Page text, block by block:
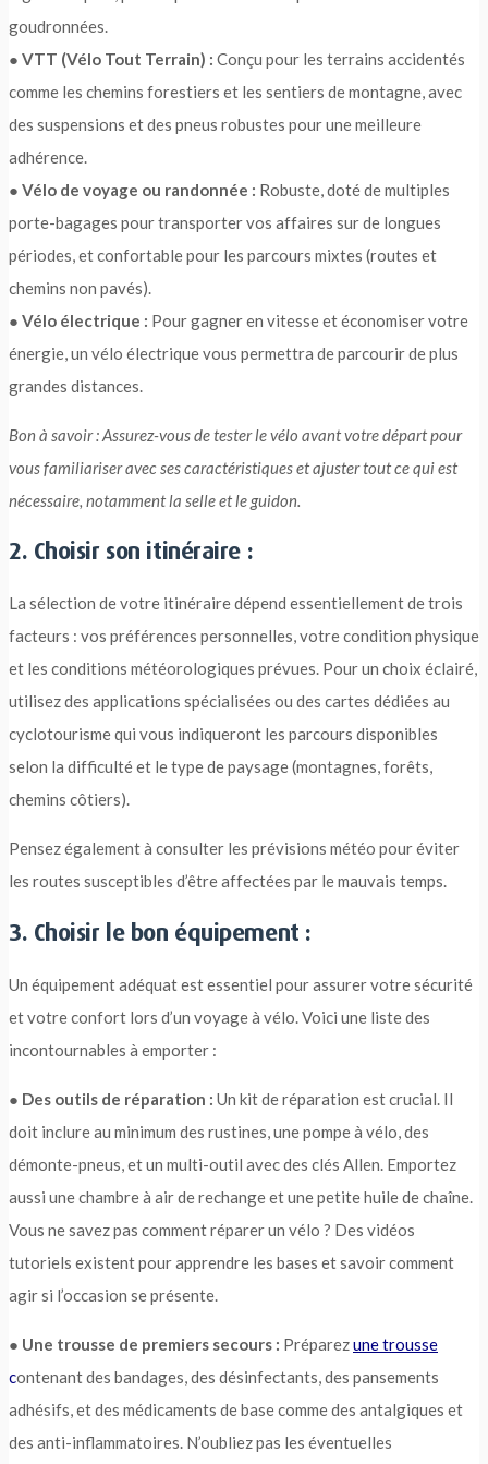
goudronnées.
● VTT (Vélo Tout Terrain) : Conçu pour les terrains accidentés
comme les chemins forestiers et les sentiers de montagne, avec
des suspensions et des pneus robustes pour une meilleure
adhérence.
● Vélo de voyage ou randonnée : Robuste, doté de multiples
porte-bagages pour transporter vos affaires sur de longues
périodes, et confortable pour les parcours mixtes (routes et
chemins non pavés).
● Vélo électrique : Pour gagner en vitesse et économiser votre
énergie, un vélo électrique vous permettra de parcourir de plus
grandes distances.
Bon à savoir : Assurez-vous de tester le vélo avant votre départ pour
vous familiariser avec ses caractéristiques et ajuster tout ce qui est
nécessaire, notamment la selle et le guidon.
2. Choisir son itinéraire :
La sélection de votre itinéraire dépend essentiellement de trois
facteurs : vos préférences personnelles, votre condition physique
et les conditions météorologiques prévues. Pour un choix éclairé,
utilisez des applications spécialisées ou des cartes dédiées au
cyclotourisme qui vous indiqueront les parcours disponibles
selon la difficulté et le type de paysage (montagnes, forêts,
chemins côtiers).
Pensez également à consulter les prévisions météo pour éviter
les routes susceptibles d’être affectées par le mauvais temps.
3. Choisir le bon équipement :
Un équipement adéquat est essentiel pour assurer votre sécurité
et votre confort lors d’un voyage à vélo. Voici une liste des
incontournables à emporter :
● Des outils de réparation : Un kit de réparation est crucial. Il
doit inclure au minimum des rustines, une pompe à vélo, des
démonte-pneus, et un multi-outil avec des clés Allen. Emportez
aussi une chambre à air de rechange et une petite huile de chaîne.
Vous ne savez pas comment réparer un vélo ? Des vidéos
tutoriels existent pour apprendre les bases et savoir comment
agir si l’occasion se présente.
● Une trousse de premiers secours : Préparezune trousse
contenant des bandages, des désinfectants, des pansements
adhésifs, et des médicaments de base comme des antalgiques et
des anti-inflammatoires. N’oubliez pas les éventuelles